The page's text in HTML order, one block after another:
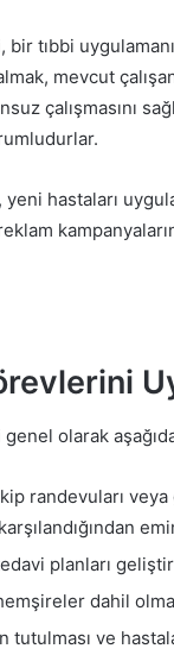
tıbbi
mevcut
çalışmasını
hastaları
olarak
randevuları
planları
dahil
tutulması ve